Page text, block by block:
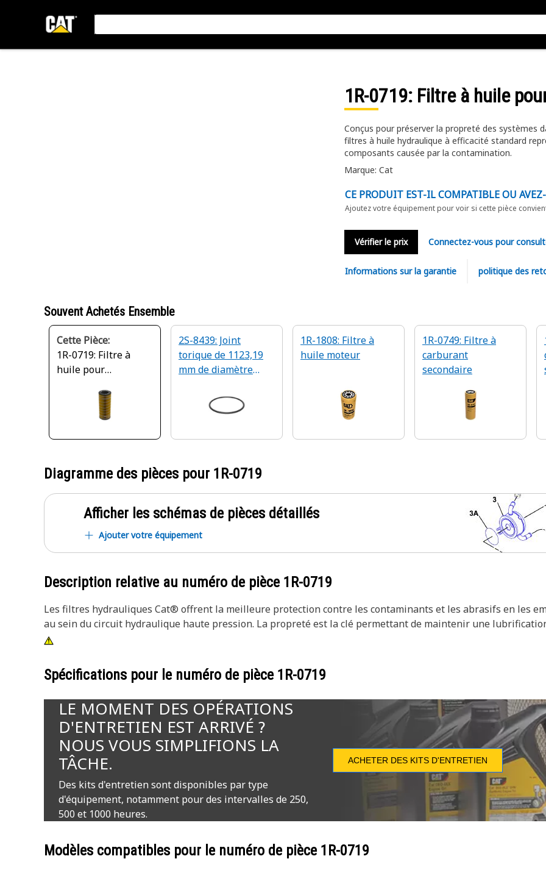
1R-0719: Filtre à huile
Conçus pour préserver la propreté des systèmes
filtres à huile hydraulique à efficacité standard
composants causée par la contamination.
Marque: Cat
CE PRODUIT EST-IL COMPATIBLE OU
Ajoutez votre équipement pour voir si cette pièce
Vérifier le prix Connectez-vous pour
Informations sur la garantie politique des
Souvent Achetés Ensemble
Cette Pièce:
1R-0719: Filtre à
huile pour
2S-8439: Joint
torique de 1123,19
mm de diamètre
1R-1808: Filtre à
huile moteur
1R-0749: Filtre à
carburant
secondaire
Diagramme des pièces pour 1R-0719
Afficher les schémas de pièces détaillés
Ajouter votre équipement
Description relative au numéro de pièce 1R-0719
Les filtres hydrauliques Cat® offrent la meilleure protection contre les contaminants et les abrasifs en les
au sein du circuit hydraulique haute pression. La propreté est la clé permettant de maintenir une
Spécifications pour le numéro de pièce 1R-0719
LE MOMENT DES OPÉRATIONS
D'ENTRETIEN EST ARRIVÉ ?
NOUS VOUS SIMPLIFIONS LA
TÂCHE.
Des kits d'entretien sont disponibles par type
d'équipement, notamment pour des intervalles de 250,
500 et 1000 heures.
ACHETER DES KITS D'ENTRETIEN
Modèles compatibles pour le numéro de pièce 1R-0719